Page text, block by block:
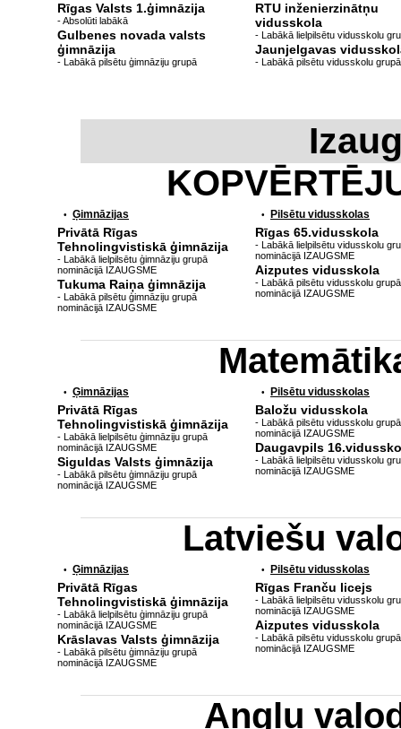
Rīgas Valsts 1.ģimnāzija
- Absolūti labākā
Gulbenes novada valsts
ģimnāzija
- Labākā pilsētu ģimnāziju grupā
RTU inženierzinātņu
vidusskola
- Labākā lielpilsētu vidusskolu
Jaunjelgavas
- Labākā pilsētu vidusskolu grupā
• Ģimnāzijas
Privātā Rīgas
Tehnolingvistiskā ģimnāzija
- Labākā lielpilsētu ģimnāziju grupā
nominācijā IZAUGSME
Tukuma Raiņa ģimnāzija
- Labākā pilsētu ģimnāziju grupā
nominācijā IZAUGSME
• Pilsētu vidusskolas
Rīgas 65.vidusskola
- Labākā lielpilsētu vidusskolu
nominācijā IZAUGSME
Aizputes vidusskola
- Labākā pilsētu vidusskolu grupā
nominācijā IZAUGSME
• Ģimnāzijas
Privātā Rīgas
Tehnolingvistiskā ģimnāzija
- Labākā lielpilsētu ģimnāziju grupā
nominācijā IZAUGSME
Siguldas Valsts ģimnāzija
- Labākā pilsētu ģimnāziju grupā
nominācijā IZAUGSME
• Pilsētu vidusskolas
Baložu vidusskola
- Labākā pilsētu vidusskolu grupā
nominācijā IZAUGSME
Daugavpils
- Labākā lielpilsētu vidusskolu
nominācijā IZAUGSME
Latviešu
• Ģimnāzijas
Privātā Rīgas
Tehnolingvistiskā ģimnāzija
- Labākā lielpilsētu ģimnāziju grupā
nominācijā IZAUGSME
Krāslavas Valsts ģimnāzija
- Labākā pilsētu ģimnāziju grupā
nominācijā IZAUGSME
• Pilsētu vidusskolas
Rīgas Franču licejs
- Labākā lielpilsētu vidusskolu
nominācijā IZAUGSME
Aizputes vidusskola
- Labākā pilsētu vidusskolu grupā
nominācijā IZAUGSME
Angļu